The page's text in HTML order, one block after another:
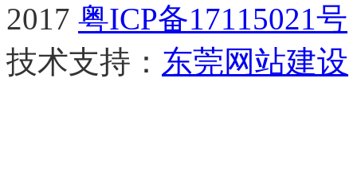
2017 粤ICP备17115021号
技术支持： 东莞网站建设